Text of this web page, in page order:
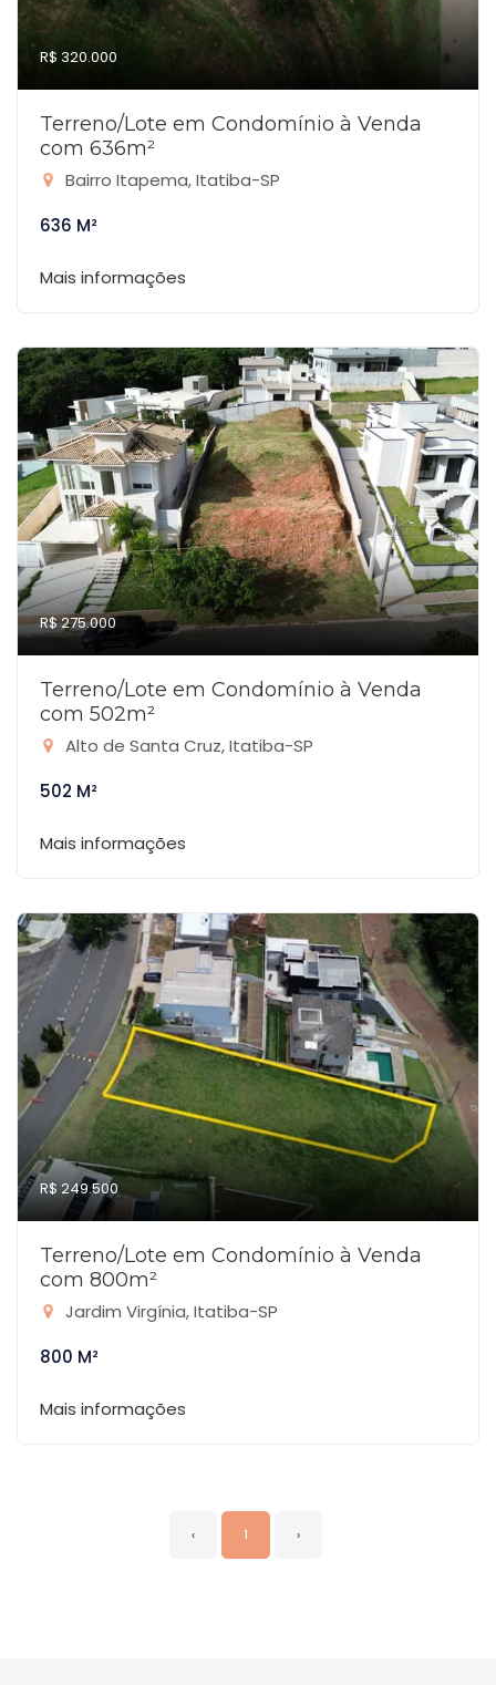
R$ 320.000
Terreno/Lote em Condomínio à Venda
com 636m²
Bairro Itapema, Itatiba-SP
636 M²
Mais informações
R$ 275.000
Terreno/Lote em Condomínio à Venda
com 502m²
Alto de Santa Cruz, Itatiba-SP
502 M²
Mais informações
R$ 249.500
Terreno/Lote em Condomínio à Venda
com 800m²
Jardim Virgínia, Itatiba-SP
800 M²
Mais informações
‹ 1 ›